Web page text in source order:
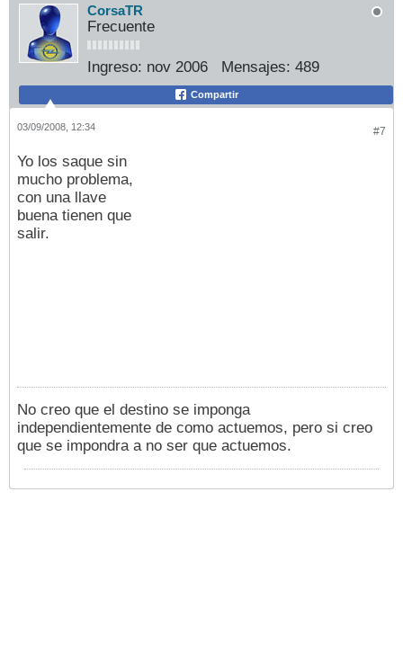
CorsaTR
Frecuente
Ingreso: nov 2006 Mensajes: 489
Compartir
#7
03/09/2008, 12:34
Yo los saque sin
mucho problema,
con una llave
buena tienen que
salir.
No creo que el destino se imponga
independientemente de como actuemos, pero si creo
que se impondra a no ser que actuemos.